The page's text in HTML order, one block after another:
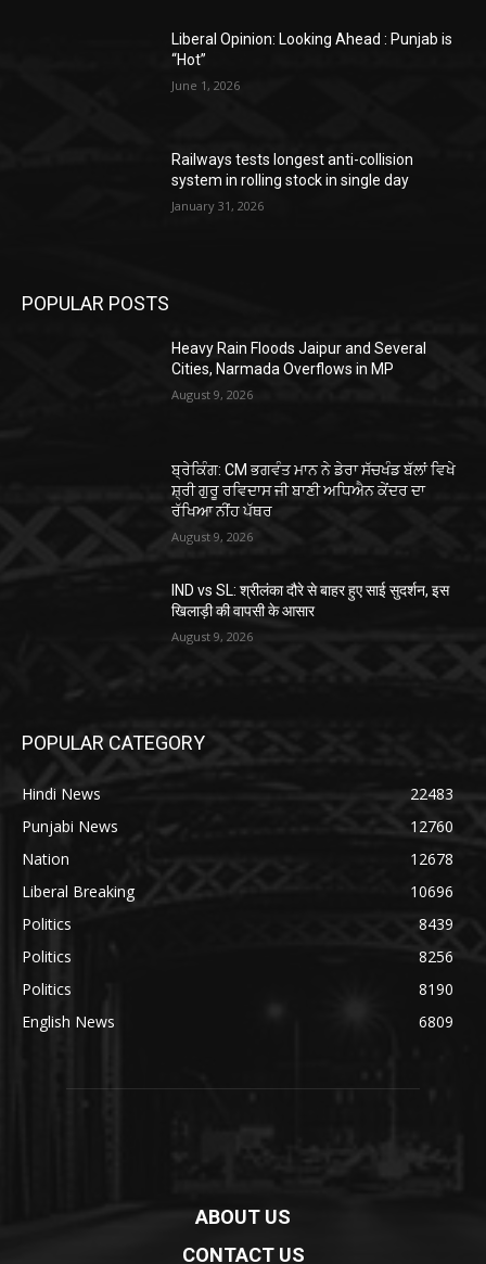
Liberal Opinion: Looking Ahead : Punjab is
“Hot”
June 1, 2026
Railways tests longest anti-collision
system in rolling stock in single day
January 31, 2026
POPULAR POSTS
Heavy Rain Floods Jaipur and Several
Cities, Narmada Overflows in MP
August 9, 2026
ਬ੍ਰੇਕਿੰਗ: CM ਭਗਵੰਤ ਮਾਨ ਨੇ ਡੇਰਾ ਸੱਚਖੰਡ ਬੱਲਾਂ ਵਿਖੇ
ਸ਼੍ਰੀ ਗੁਰੂ ਰਵਿਦਾਸ ਜੀ ਬਾਣੀ ਅਧਿਐਨ ਕੇਂਦਰ ਦਾ
ਰੱਖਿਆ ਨੀਂਹ ਪੱਥਰ
August 9, 2026
IND vs SL: श्रीलंका दौरे से बाहर हुए साई सुदर्शन, इस
खिलाड़ी की वापसी के आसार
August 9, 2026
POPULAR CATEGORY
Hindi News
22483
Punjabi News
12760
Nation
12678
Liberal Breaking
10696
Politics
8439
Politics
8256
Politics
8190
English News
6809
ABOUT US
CONTACT US